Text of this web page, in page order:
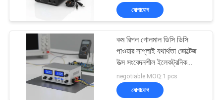
নিম্ন ফ্রিকোয়েন্সি অনলাইন
ইউপিএস
যোগাযোগ
কম রিপল গোলমাল ডিসি ডিসি
পাওয়ার সাপ্লাই যথার্থতা ভোল্টেজ
উত্স সংবেদনশীল ইলেকট্রনিক
সার্কিটগুলিতে সংকেত অখণ্ডতা
উন্নত করে
negotiable MOQ:1 pcs
যোগাযোগ